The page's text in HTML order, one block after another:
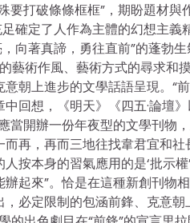
要打破條條框框”，期盼題材
確定了人作為主體的幻想主
向著真諦，勇往直前”的蓬勃
藝術作風、藝術方式的尋求和
朝上進步的文學話語呈現。“
回想，《明天》《四五·論壇
當開辦一份年夜型的文學刊物
再，再而三地往找韋君宜和
按本身的習氣應用的是‘批示
起來”。恰是在這種新創刊物
必定限制的包涵前鋒、克意